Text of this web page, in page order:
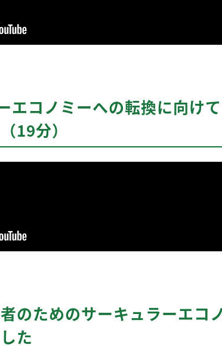
エコノミーへの転換に向け
19分）
のためのサーキュラーエコ
た